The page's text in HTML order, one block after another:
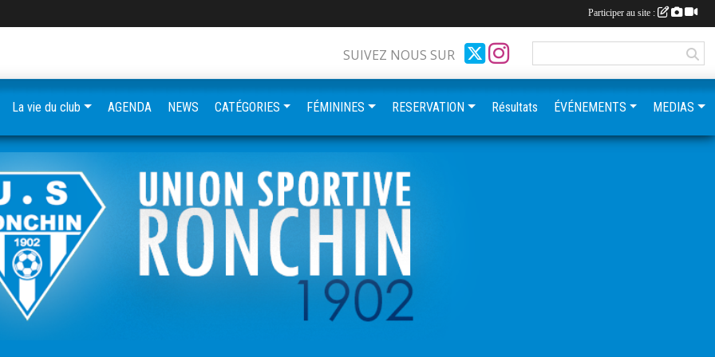
SUIVEZ NOUS SUR
La vie du club AGENDA NEWS CATÉGORIES FÉMININES RESERVATION Résultats ÉVÉNEMENTS MEDIAS
Participer au site :